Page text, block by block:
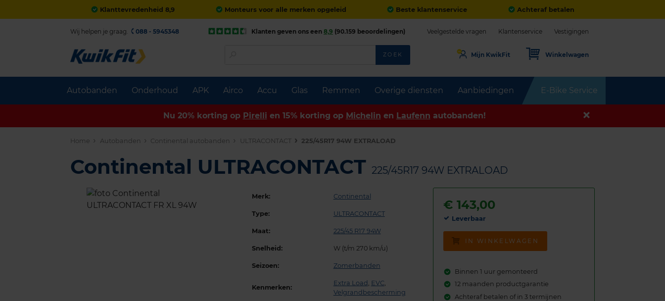
Klanttevredenheid 8,9 Monteurs voor alle merken opgeleid Beste klantenservice Achteraf betalen
Autobanden Onderhoud APK Airco Accu Glas Remmen Overige diensten Aanbiedingen E-Bike Service
Wij helpen je graag. 088 - 5945348 Klanten geven ons een 8,9 (90.159 beoordelingen) Veelgestelde vragen Klantenservice Vestigingen
ZOEK Mijn KwikFit Winkelwagen
Nu 20% korting op Pirelli en 15% korting op Michelin en Laufenn autobanden!
Home Autobanden Continental autobanden ULTRACONTACT 225/45R17 94W EXTRALOAD
Continental ULTRACONTACT 225/45R17 94W EXTRALOAD
Merk: Continental
Type: ULTRACONTACT
Maat: 225/45 R17 94W
Snelheid: W (t/m 270 km/u)
Seizoen: Zomerbanden
Kenmerken:
Extra Load , EVC,
Velgrandbescherming
€143,00
Leverbaar
IN WINKELWAGEN
Binnen 1 uur gemonteerd
12 maanden productgarantie
Achteraf betalen of in 3 termijnen